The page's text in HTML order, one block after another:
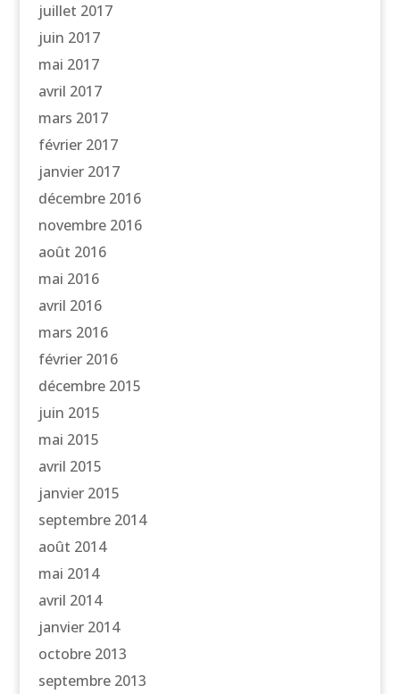
juillet 2017
juin 2017
mai 2017
avril 2017
mars 2017
février 2017
janvier 2017
décembre 2016
novembre 2016
août 2016
mai 2016
avril 2016
mars 2016
février 2016
décembre 2015
juin 2015
mai 2015
avril 2015
janvier 2015
septembre 2014
août 2014
mai 2014
avril 2014
janvier 2014
octobre 2013
septembre 2013